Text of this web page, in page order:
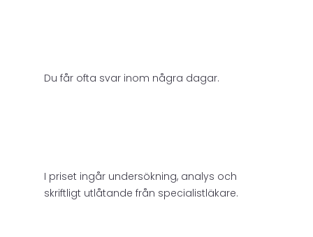
Du får ofta svar inom några dagar.
I priset ingår undersökning, analys och
skriftligt utlåtande från specialistläkare.